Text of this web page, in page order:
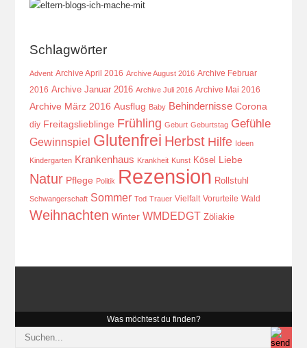
Schlagwörter
Advent Archive April 2016 Archive August 2016 Archive Februar
2016 Archive Januar 2016 Archive Juli 2016 Archive Mai 2016
Archive März 2016 Ausflug Baby Behindernisse Corona
diy Freitagslieblinge Frühling Geburt Geburtstag Gefühle
Gewinnspiel Glutenfrei Herbst Hilfe Ideen
Kindergarten Krankenhaus Krankheit Kunst Kösel Liebe
Natur Pflege Politik Rezension Rollstuhl
Schwangerschaft Sommer Tod Trauer Vielfalt Vorurteile Wald
Weihnachten Winter WMDEDGT Zöliakie
Was möchtest du finden?